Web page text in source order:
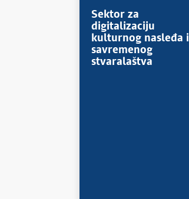
Sektor za
digitalizaciju
kulturnog nasleđa i
savremenog
stvaralaštva